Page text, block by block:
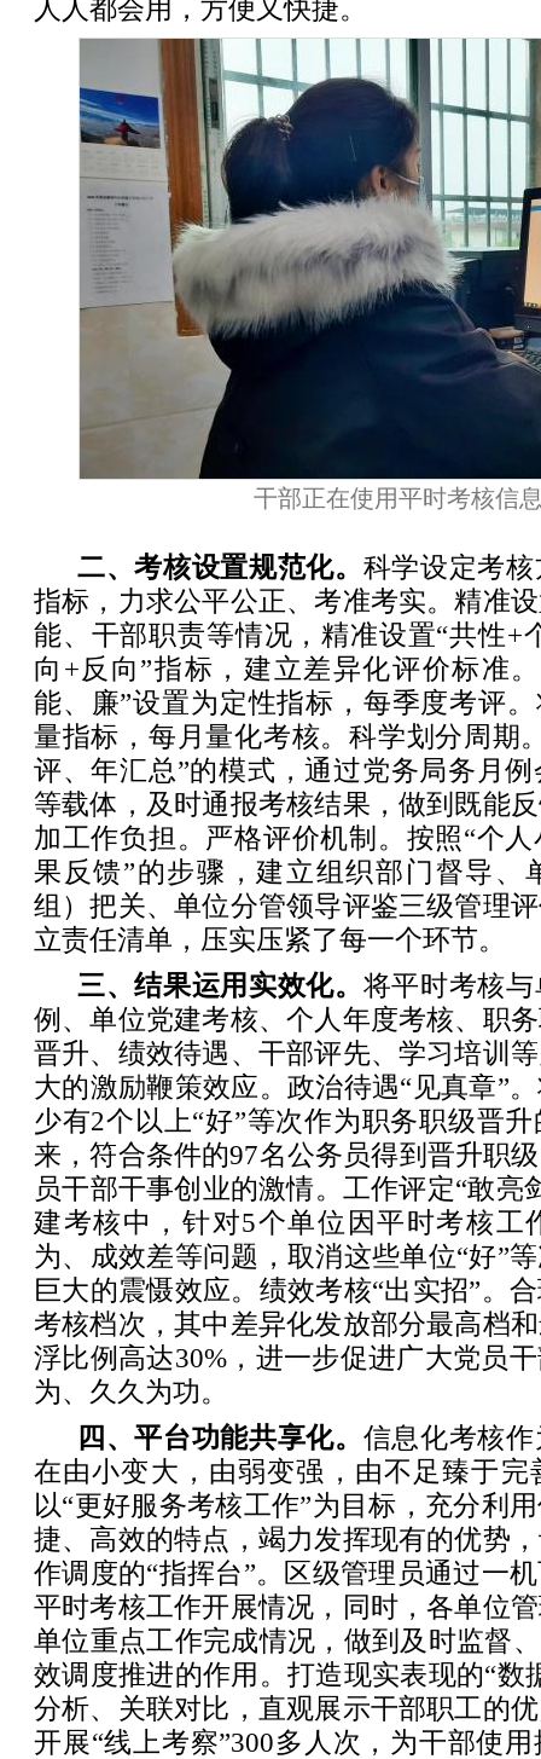
人人都会用，方便又快捷。
干部正在使用平时考核信
二、考核设置规范化。 科学设定考
指标，力求公平公正、考准考实。精准
能、干部职责等情况，精准设置“共性+
向+反向”指标，建立差异化评价标准
能、廉”设置为定性指标，每季度考评
量指标，每月量化考核。科学划分周期
评、年汇总”的模式，通过党务局务月
等载体，及时通报考核结果，做到既能
加工作负担。严格评价机制。按照“个
果反馈”的步骤，建立组织部门督导、
组）把关、单位分管领导评鉴三级管理
立责任清单，压实压紧了每一个环节。
三、结果运用实效化。 将平时考核
例、单位党建考核、个人年度考核、职
晋升、绩效待遇、干部评先、学习培训
大的激励鞭策效应。政治待遇“见真章”
少有2个以上“好”等次作为职务职级晋
来，符合条件的97名公务员得到晋升职
员干部干事创业的激情。工作评定“敢亮
建考核中，针对5个单位因平时考核工
为、成效差等问题，取消这些单位“好”
巨大的震慑效应。绩效考核“出实招”。
考核档次，其中差异化发放部分最高档
浮比例高达30%，进一步促进广大党员
为、久久为功。
四、平台功能共享化。 信息化考核
在由小变大，由弱变强，由不足臻于完
以“更好服务考核工作”为目标，充分利
捷、高效的特点，竭力发挥现有的优势
作调度的“指挥台”。区级管理员通过一
平时考核工作开展情况，同时，各单位
单位重点工作完成情况，做到及时监督
效调度推进的作用。打造现实表现的“数
分析、关联对比，直观展示干部职工的
开展“线上考察”300多人次，为干部使